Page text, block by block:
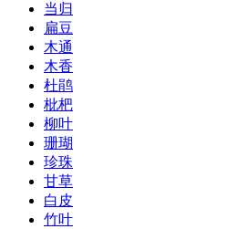
当归
扁豆
木通
木香
杜鹃
枇杷
柳叶
珊瑚
珍珠
甘草
白皮
竹叶